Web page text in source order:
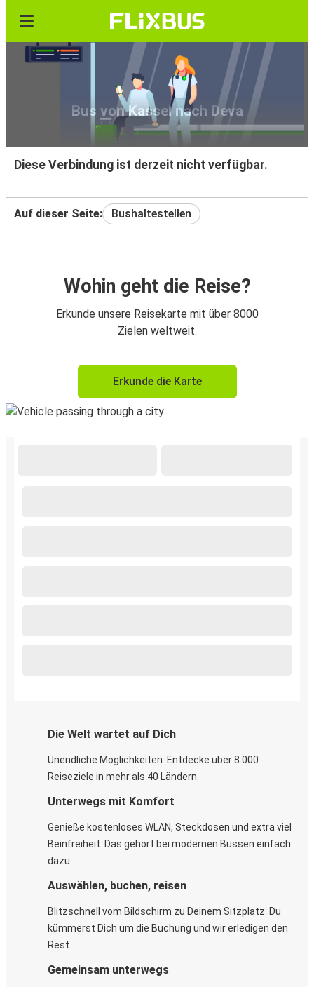
Bus von Kassel nach Deva
Diese Verbindung ist derzeit nicht verfügbar.
Auf dieser Seite: Bushaltestellen
Wohin geht die Reise?
Erkunde unsere Reisekarte mit über 8000
Zielen weltweit.
Erkunde die Karte
Die Welt wartet auf Dich
Unendliche Möglichkeiten: Entdecke über 8.000
Reiseziele in mehr als 40 Ländern.
Unterwegs mit Komfort
Genieße kostenloses WLAN, Steckdosen und extra viel
Beinfreiheit. Das gehört bei modernen Bussen einfach
dazu.
Auswählen, buchen, reisen
Blitzschnell vom Bildschirm zu Deinem Sitzplatz: Du
kümmerst Dich um die Buchung und wir erledigen den
Rest.
Gemeinsam unterwegs